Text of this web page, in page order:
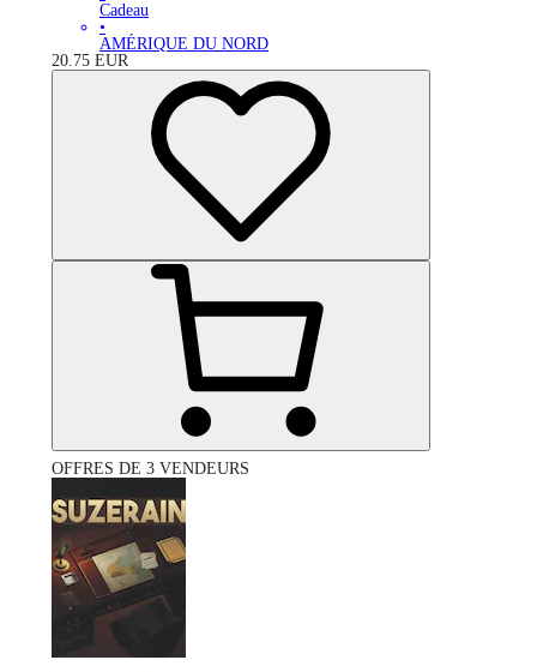
Cadeau
•
AMÉRIQUE DU NORD
20.75 EUR
OFFRES DE 3 VENDEURS